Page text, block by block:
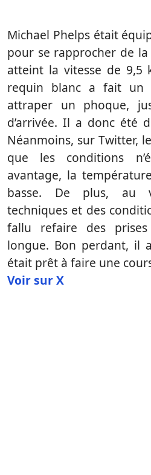
Michael Phelps était
pour se rapprocher de
atteint la vitesse de 9,5
requin blanc a fait un
attraper un phoque,
d’arrivée. Il a donc été
Néanmoins, sur Twitter,
que les conditions
avantage, la
basse. De plus, au
techniques et des
fallu refaire des
longue. Bon perdant, il
était prêt à faire une
Voir sur X